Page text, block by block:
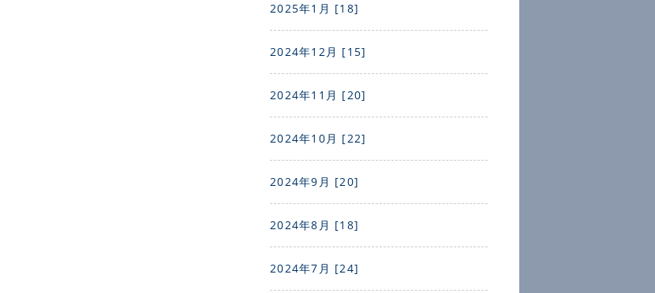
2025年1月 [18]
2024年12月 [15]
2024年11月 [20]
2024年10月 [22]
2024年9月 [20]
2024年8月 [18]
2024年7月 [24]